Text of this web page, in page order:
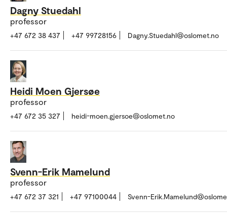
Dagny Stuedahl
professor
+47 672 38 437 +47 99728156 Dagny.Stuedahl@oslomet.no
Heidi Moen Gjersøe
professor
+47 672 35 327 heidi-moen.gjersoe@oslomet.no
Svenn-Erik Mamelund
professor
+47 672 37 321 +47 97100044 Svenn-